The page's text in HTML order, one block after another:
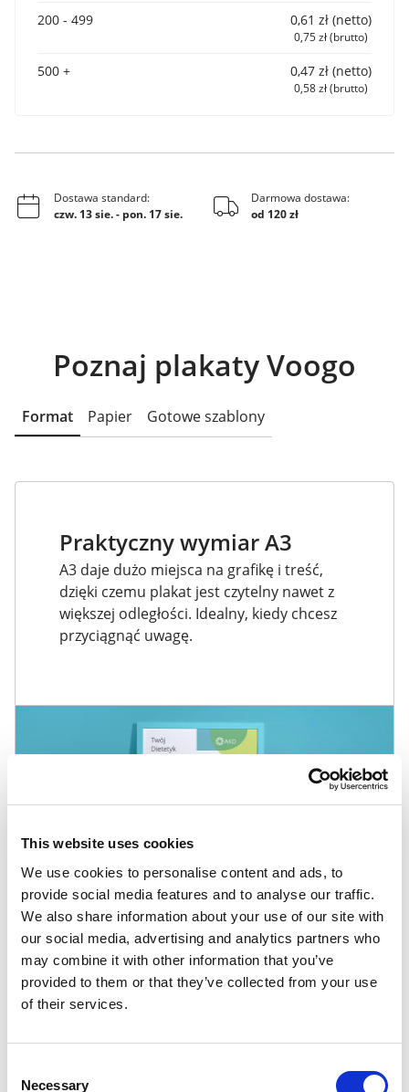
This website uses cookies
We use cookies to personalise content and ads, to
provide social media features and to analyse our traffic.
We also share information about your use of our site with
our social media, advertising and analytics partners who
may combine it with other information that you’ve
provided to them or that they’ve collected from your use
of their services.
Selection
Necessary
200 - 499 0,61 zł (netto)
0,75 zł (brutto)
500 + 0,47 zł (netto)
0,58 zł (brutto)
Dostawa standard:
czw. 13 sie.- pon. 17 sie.
Darmowa dostawa:
od 120 zł
Poznaj plakaty Voogo
Format Papier Gotowe szablony
Praktyczny wymiar A3
A3 daje dużo miejsca na grafikę i treść,
dzięki czemu plakat jest czytelny nawet z
większej odległości. Idealny, kiedy chcesz
przyciągnąć uwagę.
Inne szablony